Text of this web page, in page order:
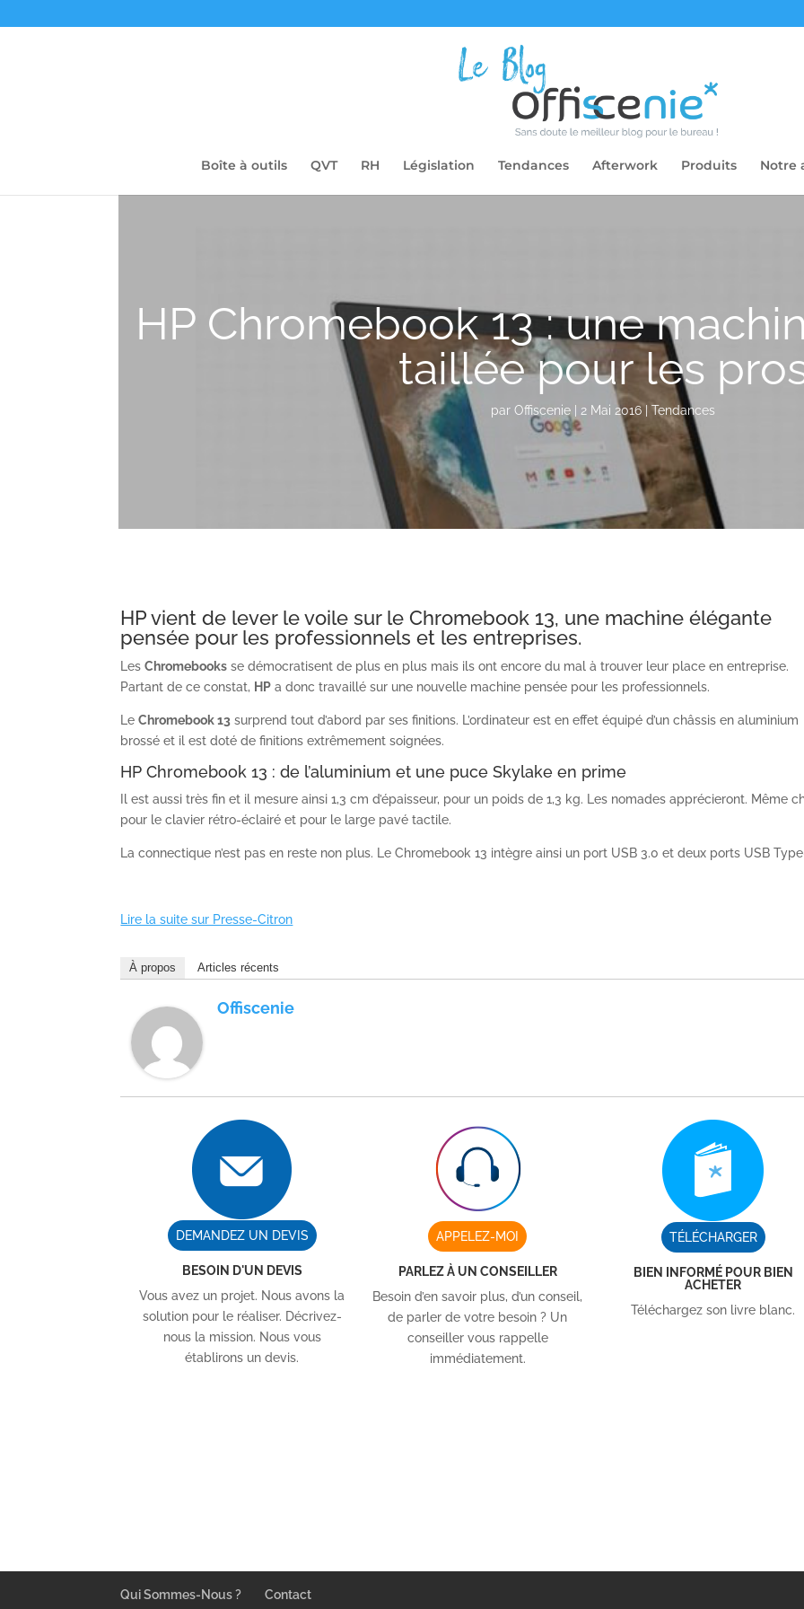
Boîte à outils QVT RH Législation Tendances Afterwork Produits Notre
HP Chromebook 13 : une
taillée pour les
par Offiscenie 2 Mai 2016 Tendances
HP vient de lever le voile sur le Chromebook 13, une machine élégante
pensée pour les professionnels et les entreprises.
LesChromebooks se démocratisent de plus en plus mais ils ont encore du mal à trouver leur place en entreprise.
Partant de ce constat, HP a donc travaillé sur une nouvelle machine pensée pour les professionnels.
LeChromebook 13 surprend tout d’abord par ses finitions. L’ordinateur est en effet équipé d’un châssis en aluminium
brossé et il est doté de finitions extrêmement soignées.
HP Chromebook 13 : de l’aluminium et une puce Skylake en prime
Il est aussi très fin et il mesure ainsi 1,3 cm d’épaisseur, pour un poids de 1,3 kg. Les nomades apprécieront. Même
pour le clavier rétro-éclairé et pour le large pavé tactile.
La connectique n’est pas en reste non plus. Le Chromebook 13 intègre ainsi un port USB 3.0 et deux ports USB
Lire la suite sur Presse-Citron
À propos Articles récents
Offiscenie
DEMANDEZ UN DEVIS
BESOIN D'UN DEVIS
Vous avez un projet. Nous avons la
solution pour le réaliser. Décrivez-
nous la mission. Nous vous
établirons un devis.
APPELEZ-MOI
PARLEZ À UN CONSEILLER
Besoin d’en savoir plus, d’un conseil,
de parler de votre besoin ? Un
conseiller vous rappelle
immédiatement.
TÉLÉCHARGER
BIEN INFORMÉ POUR BIEN
ACHETER
Téléchargez son livre blanc.
Qui Sommes-Nous ? Contact